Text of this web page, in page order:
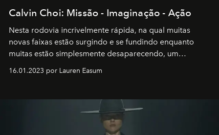
Calvin Choi: Missão - Imaginação - Ação
Nesta rodovia incrivelmente rápida, na qual muitas
novas faixas estão surgindo e se fundindo enquanto
muitas estão simplesmente desaparecendo, um
transportador AMTD abrindo caminho para muitos
por propósitos, com um claro senso de missão na vida e
16.01.2023 por Lauren Easum